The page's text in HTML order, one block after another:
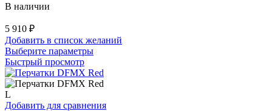
В наличии
5 910 ₽
Добавить в список желаний
Выберите параметрыЭтот
имеет
несколько
Опции
Быстрый просмотр
L
Добавить для сравнения